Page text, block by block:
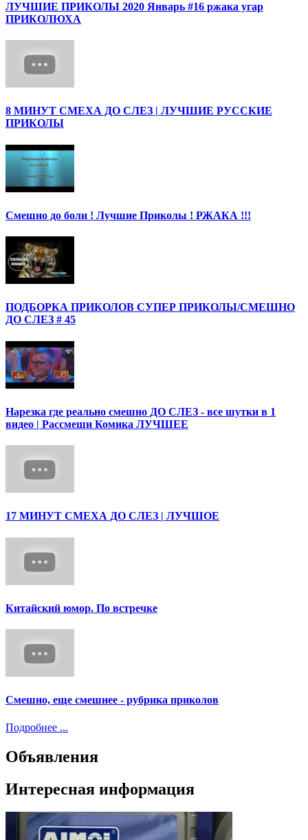
ЛУЧШИЕ ПРИКОЛЫ 2020 Январь #16 ржака угар
ПРИКОЛЮХА
8 МИНУТ СМЕХА ДО СЛЕЗ | ЛУЧШИЕ РУССКИЕ
ПРИКОЛЫ
Смешно до боли ! Лучшие Приколы ! РЖАКА !!!
ПОДБОРКА ПРИКОЛОВ СУПЕР ПРИКОЛЫ/СМЕШНО
ДО СЛЕЗ # 45
Нарезка где реально смешно ДО СЛЕЗ - все шутки в 1
видео | Рассмеши Комика ЛУЧШЕЕ
17 МИНУТ СМЕХА ДО СЛЕЗ | ЛУЧШОЕ
Китайский юмор. По встречке
Смешно, еще смешнее - рубрика приколов
Подробнее ...
Объявления
Интересная информация